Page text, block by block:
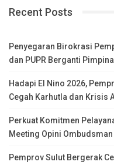
Recent Posts
Penyegaran Birokrasi
dan PUPR Berganti
Hadapi El Nino 2026,
Cegah Karhutla dan Krisis
Perkuat Komitmen
Meeting Opini Ombudsman
Pemprov Sulut Bergerak